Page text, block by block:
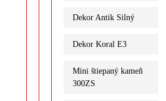
Dekor Antik Silný
Dekor Koral E3
Mini štiepaný kameň
300ZS